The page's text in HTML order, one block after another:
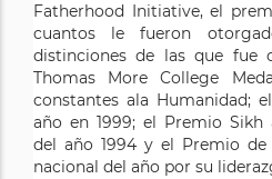
Fatherhood Initiative, el
cuantos le fueron
distinciones de las que fue
Thomas More College
constantes ala Humanidad;
año en 1999; el Premio Sikh
del año 1994 y el Premio de
nacional del año por su